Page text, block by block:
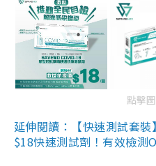
點擊
延伸閱讀：【快速測試套
$18快速測試劑！有效檢